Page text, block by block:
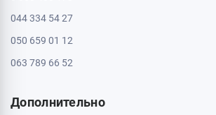
044 334 54 27
050 659 01 12
063 789 66 52
Дополнительно